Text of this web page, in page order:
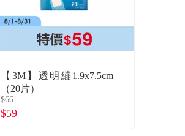
【3M】透明繃1.9x7.5cm
（20片）
$66
$59